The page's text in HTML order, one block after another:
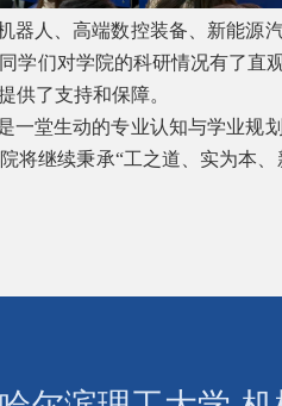
人、高端数控装备、新能源
学们对学院的科研情况有了
供了支持和保障。
一堂生动的专业认知与学业规
将继续秉承“工之道、实为本